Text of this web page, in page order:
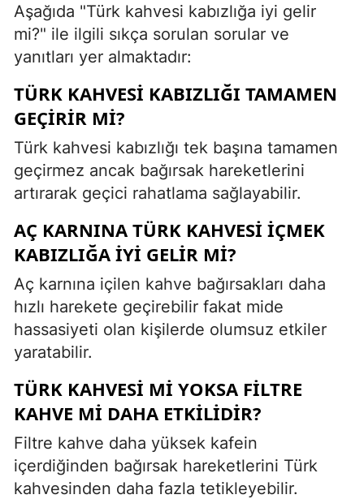
Aşağıda "Türk kahvesi kabızlığa iyi gelir
mi?" ile ilgili sıkça sorulan sorular ve
yanıtları yer almaktadır:
TÜRK KAHVESI KABIZLIĞI TAMAMEN
GEÇIRIR MI?
Türk kahvesi kabızlığı tek başına tamamen
geçirmez ancak bağırsak hareketlerini
artırarak geçici rahatlama sağlayabilir.
AÇ KARNINA TÜRK KAHVESI IÇMEK
KABIZLIĞA IYI GELIR MI?
Aç karnına içilen kahve bağırsakları daha
hızlı harekete geçirebilir fakat mide
hassasiyeti olan kişilerde olumsuz etkiler
yaratabilir.
TÜRK KAHVESI MI YOKSA FILTRE
KAHVE MI DAHA ETKILIDIR?
Filtre kahve daha yüksek kafein
içerdiğinden bağırsak hareketlerini Türk
kahvesinden daha fazla tetikleyebilir.